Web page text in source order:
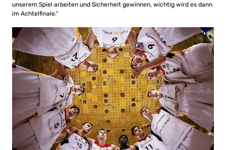
unserem Spiel arbeiten und Sicherheit gewinnen, wichtig wird es dann
im Achtelfinale.“